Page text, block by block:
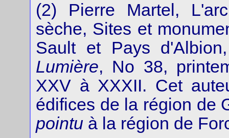
(2) Pierre Martel,
sèche, Sites et
Sault et Pays
Lumière, No 38,
XXV à XXXII. Cet
édifices de la région de
pointu à la région de